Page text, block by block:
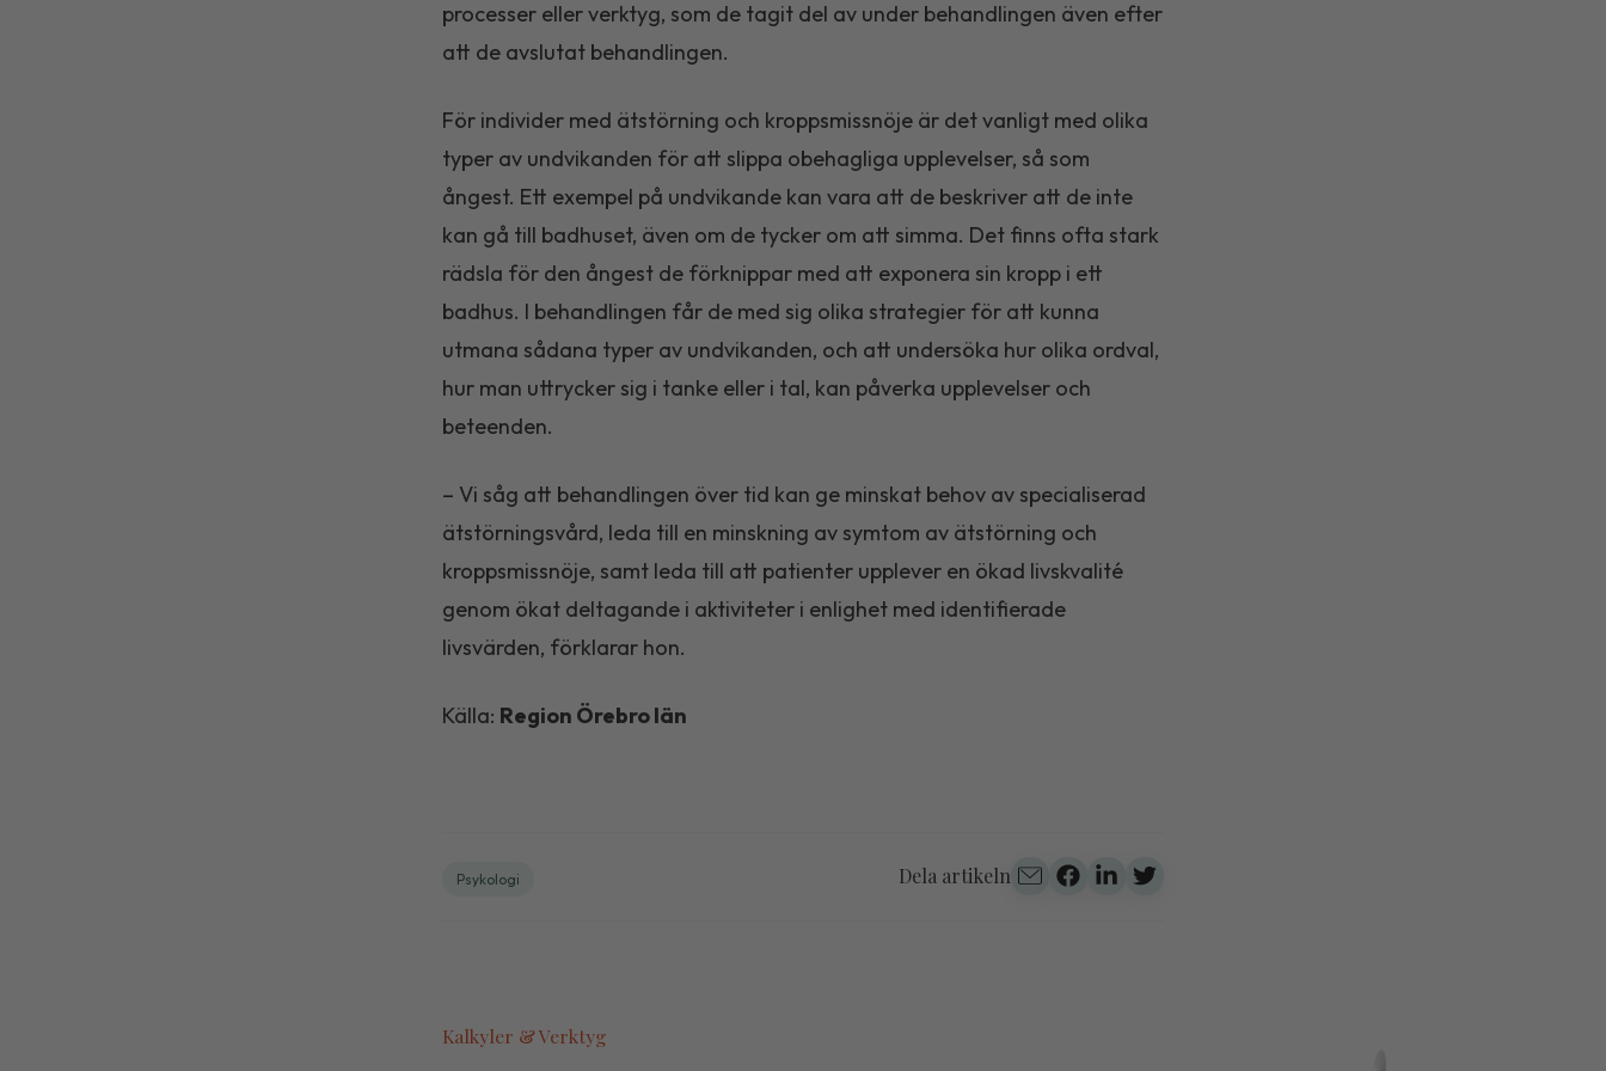
processer eller verktyg, som de tagit del av under behandlingen även efter
att de avslutat behandlingen.
För individer med ätstörning och kroppsmissnöje är det vanligt med olika
typer av undvikanden för att slippa obehagliga upplevelser, så som
ångest. Ett exempel på undvikande kan vara att de beskriver att de inte
kan gå till badhuset, även om de tycker om att simma. Det finns ofta stark
rädsla för den ångest de förknippar med att exponera sin kropp i ett
badhus. I behandlingen får de med sig olika strategier för att kunna
utmana sådana typer av undvikanden, och att undersöka hur olika ordval,
hur man uttrycker sig i tanke eller i tal, kan påverka upplevelser och
beteenden.
– Vi såg att behandlingen över tid kan ge minskat behov av specialiserad
ätstörningsvård, leda till en minskning av symtom av ätstörning och
kroppsmissnöje, samt leda till att patienter upplever en ökad livskvalité
genom ökat deltagande i aktiviteter i enlighet med identifierade
livsvärden, förklarar hon.
Källa: Region Örebro län
Psykologi Dela artikeln
Kalkyler & Verktyg